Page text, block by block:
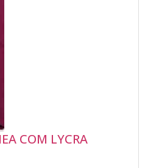
COM LYCRA